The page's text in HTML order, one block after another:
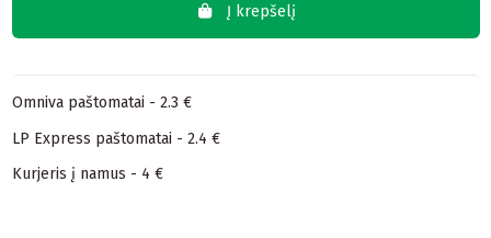
Į krepšelį
Omniva paštomatai - 2.3 €
LP Express paštomatai - 2.4 €
Kurjeris į namus - 4 €